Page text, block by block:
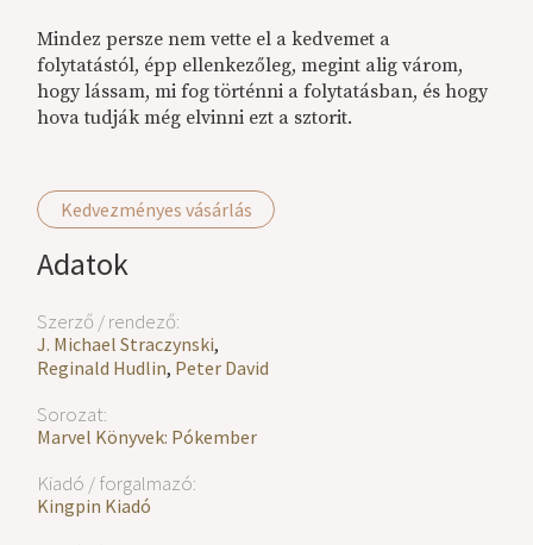
Kedvezményes vásárlás
Adatok
Szerző / rendező:
J. Michael Straczynski,
Reginald Hudlin, Peter David
Sorozat:
Marvel Könyvek: Pókember
Kiadó / forgalmazó:
Kingpin Kiadó
Mindez persze nem vette el a kedvemet a
folytatástól, épp ellenkezőleg, megint alig várom,
hogy lássam, mi fog történni a folytatásban, és hogy
hova tudják még elvinni ezt a sztorit.